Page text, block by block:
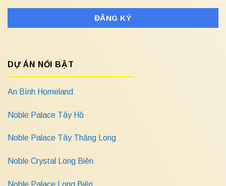
DỰ ÁN NỔI BẬT
An Bình Homeland
Noble Palace Tây Hồ
Noble Palace Tây Thăng Long
Noble Crystal Long Biên
Noble Palace Long Biên